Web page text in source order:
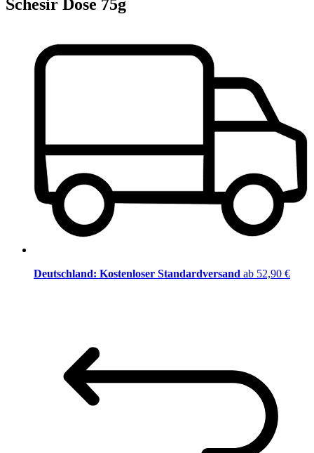
Schesir Dose 75g
Deutschland: Kostenloser Standardversand ab 52,90 €